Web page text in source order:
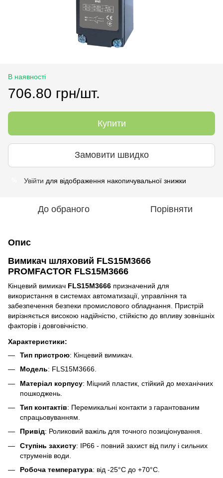
В наявності
706.80 грн/шт.
Купити
Замовити швидко
Увійти для відображення накопичувальної знижки
До обраного Порівняти
Опис
Вимикач шляховий FLS15M3666
PROMFACTOR FLS15M3666
Кінцевий вимикач FLS15M3666 призначений для
використання в системах автоматизації, управління та
забезпечення безпеки промислового обладнання. Пристрій
вирізняється високою надійністю, стійкістю до впливу зовнішніх
факторів і довговічністю.
Характеристики:
Тип пристрою: Кінцевий вимикач.
Модель: FLS15M3666.
Матеріал корпусу: Міцний пластик, стійкий до механічних
пошкоджень.
Тип контактів: Перемикальні контакти з гарантованим
спрацьовуванням.
Привід: Роликовий важіль для точного позиціонування.
Ступінь захисту: IP66 - повний захист від пилу і сильних
струменів води.
Робоча температура: від -25°C до +70°C.